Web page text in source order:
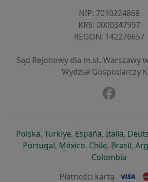
NIP: ⁠7010224868
KRS: ⁠0000347997
REGON: ⁠142276657
Sąd Rejonowy dla m.st. Warszawy
Wydział Gospodarczy
Polskaotwiera się w nowej karcie
, Türkiyeotwiera się w nowej
, Españaotwiera się
, Italia,
Portugalotwiera się w nowej
, Méxicootwiera się w
, Chileotwiera się
, Brasil,
Colombia
Płatności kartą